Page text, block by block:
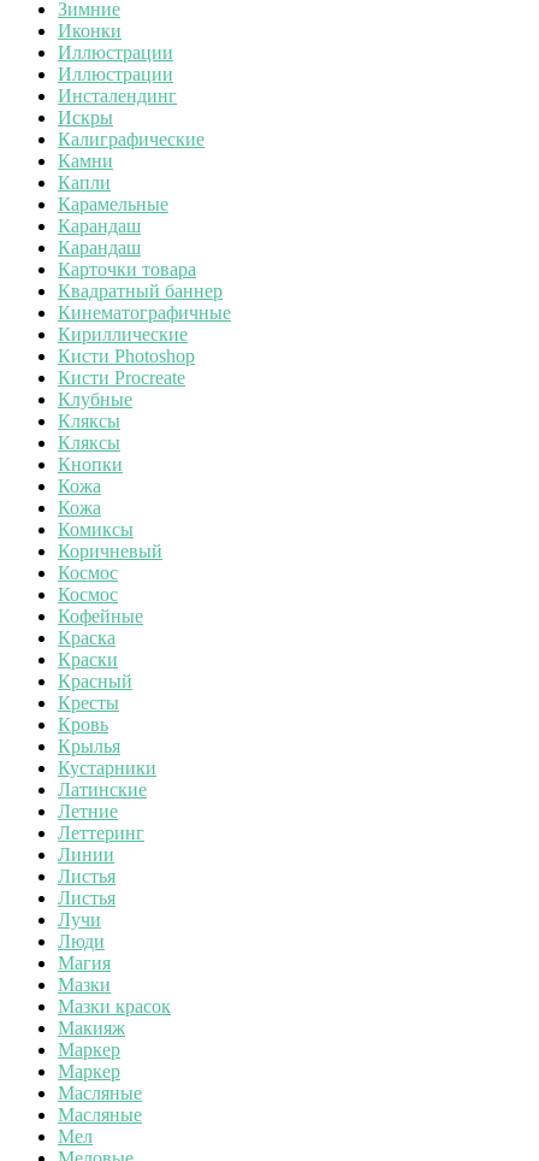
Зимние
Иконки
Иллюстрации
Иллюстрации
Инсталендинг
Искры
Калиграфические
Камни
Капли
Карамельные
Карандаш
Карандаш
Карточки товара
Квадратный баннер
Кинематографичные
Кириллические
Кисти Photoshop
Кисти Procreate
Клубные
Кляксы
Кляксы
Кнопки
Кожа
Кожа
Комиксы
Коричневый
Космос
Космос
Кофейные
Краска
Краски
Красный
Кресты
Кровь
Крылья
Кустарники
Латинские
Летние
Леттеринг
Линии
Листья
Листья
Лучи
Люди
Магия
Мазки
Мазки красок
Макияж
Маркер
Маркер
Масляные
Масляные
Мел